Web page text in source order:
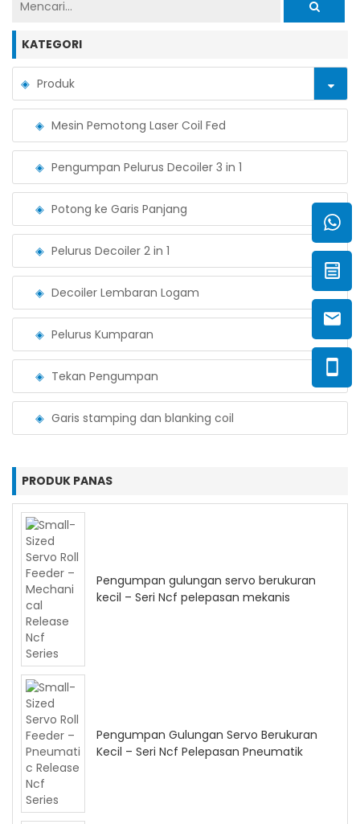
KATEGORI
Produk
Mesin Pemotong Laser Coil Fed
Pengumpan Pelurus Decoiler 3 in 1
Potong ke Garis Panjang
Pelurus Decoiler 2 in 1
Decoiler Lembaran Logam
Pelurus Kumparan
Tekan Pengumpan
Garis stamping dan blanking coil
PRODUK PANAS
Pengumpan gulungan servo berukuran
kecil – Seri Ncf pelepasan mekanis
Pengumpan Gulungan Servo Berukuran
Kecil – Seri Ncf Pelepasan Pneumatik